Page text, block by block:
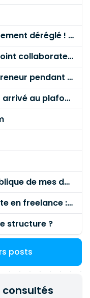
Le marché de l'IT est complètement déréglé ! STOP à cette mascarade ! Il faut s'unir et résister !
aide changement statut conjoint collaborateur
Mixer portage et auto entrepreneur pendant des années - quel risque ?
🚨 Réforme ARE 2025 : qui est arrivé au plafond des 60 % en gardant son entreprise ?
Ras-le-bol de l’exposition publique de mes données personnelles liées à mon entreprise
Fixer son TJM quand on débute en freelance : la méthode mathématique (et pas au feeling) 🛑
structure ?
posts